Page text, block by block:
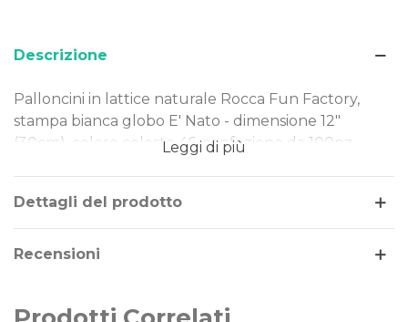
Descrizione
Palloncini in lattice naturale Rocca Fun Factory,
stampa bianca globo E' Nato - dimensione 12"
(30cm), colore celeste 46, confezione da 100pz.
Dimensione: 12" (30cm)
Tipo Stampa: bianca globo E' Nato
Gonfiaggio: aria o elio
Leggi di più
Dettagli del prodotto
Recensioni